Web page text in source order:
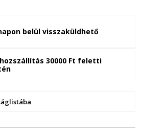
belül visszaküldhető
30000 Ft feletti